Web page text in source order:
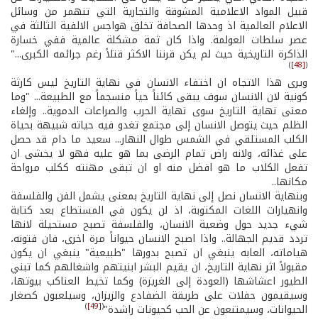
قبيل المواد الاعلامية المشوقة والتجارية التي تنهمر من وسائل
الاعلام العالمية اذ وحدها الصحافة تخلق هواجس الالفية الثالثة في
عصر سلطات العولمة. واذا كان ثمة مشكلة عالمية ففي خسارة
الذاكرة التاريخية حيث لم يكن قرننا الاكثر قتلاً رغم جرائمه الكبرى..."
(
[48]
)
ويرى هذا الاتجاه ان اختفاء الانسان في نهاية التاريخ ليس كارثة
كونية لان الانسان سوف يبقى كائناً حياً منسجماً مع الطبيعة... "وما
معنى نهاية التاريخ سوى نهاية الحرب والصراعات الدموية.. وإلغاء
الظلم حيث يتوصل الانسان إلى مجتمع تغدو فيه حياته شبيهة بحياة
الكلب المستلقي في الشمس طوال النهار... سعيد ما دام قد حصل
على غذائه، ولانه راض تمام الرضى بما هو عليه فهو لا يخشى ان
تفعل الكلاب ما هو افضل منه او ان تبقى مهنته ككلب مرواحة
مكانها..
وبنهاية الانسان نصل إلى نهاية التاريخ بمعنى يشمل الفن والفلسفة
وانهيارات اللغات المكتوبة، اذ لن يكون في المستطاع بعد كتابة
شيء جديد حول وضعية الانسان، والفلسفة تصبح مستحيلة لانها
تردد قديم الجهالة.. واذا اصبح الانسان حيواناً مرة اخرى، فان فتونه،
هياماته، العابه ينبغي ان تصبح بدورها "طبيعية" ينبغي ان يكون
مقبولاً اثر نهاية التاريخ، ان يقيم البشر ابنيتهم واشغالهم كما تبني
الطيور اعشاشها (العودة إلى الغريزة) وكما تخيط العناكب بيوتها،
وسيقيمون حفلات على طريقة الضفادع والزيزان، وسيلعبون كصغار
الحيوانات، وسيمتنعون عن الحب كحيونات راشدة"(
[49]
)